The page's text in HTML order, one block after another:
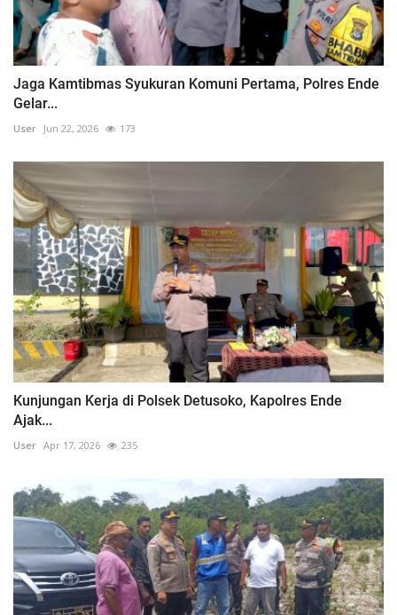
Jaga Kamtibmas Syukuran Komuni Pertama, Polres Ende
Gelar...
User Jun 22, 2026 173
Kunjungan Kerja di Polsek Detusoko, Kapolres Ende
Ajak...
User Apr 17, 2026 235